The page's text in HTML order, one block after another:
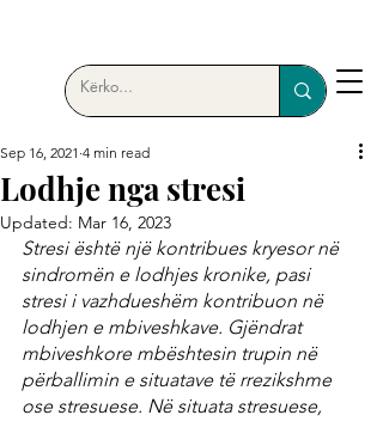
Lodhje nga stresi
Sep 16, 2021 4 min read
Updated: Mar 16, 2023
Stresi është një kontribues kryesor në
sindromën e lodhjes kronike, pasi
stresi i vazhdueshëm kontribuon në
lodhjen e mbiveshkave. Gjëndrat
mbiveshkore mbështesin trupin në
përballimin e situatave të rrezikshme
ose stresuese. Në situata stresuese,